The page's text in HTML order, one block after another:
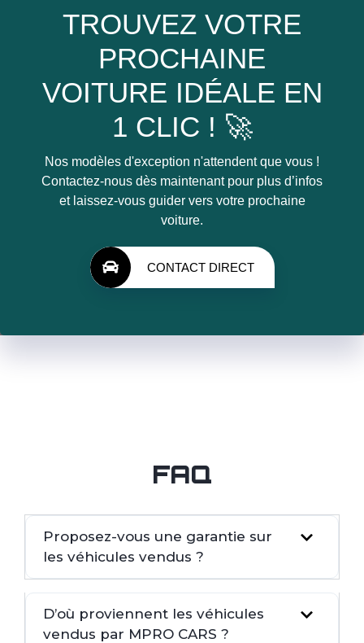
TROUVEZ VOTRE
PROCHAINE
VOITURE IDÉALE EN
1 CLIC ! 🚀
Nos modèles d'exception n'attendent que vous !
Contactez-nous dès maintenant pour plus d’infos
et laissez-vous guider vers votre prochaine
voiture.
CONTACT DIRECT
FAQ
Proposez-vous une garantie sur
les véhicules vendus ?
D’où proviennent les véhicules
vendus par MPRO CARS ?